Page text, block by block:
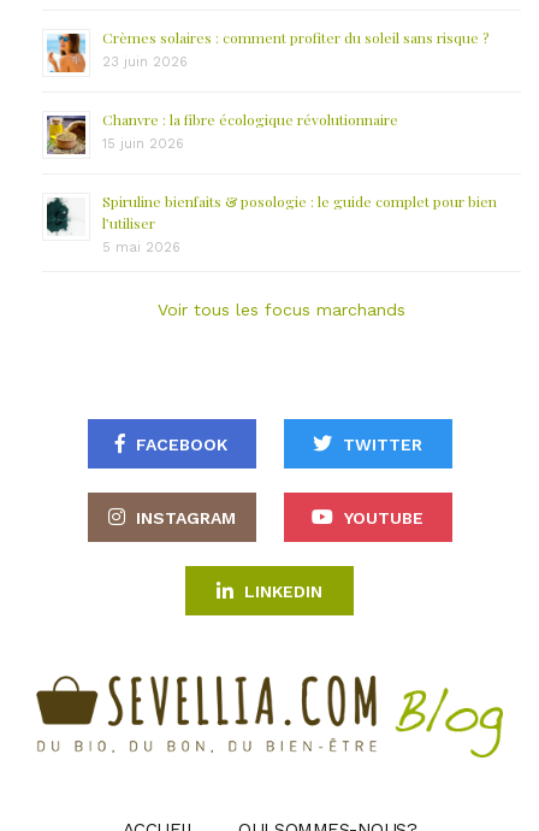
Crèmes solaires : comment profiter du soleil sans risque ?
23 juin 2026
Chanvre : la fibre écologique révolutionnaire
15 juin 2026
Spiruline bienfaits & posologie : le guide complet pour bien
l’utiliser
5 mai 2026
Voir tous les focus marchands
FACEBOOK TWITTER
INSTAGRAM YOUTUBE
LINKEDIN